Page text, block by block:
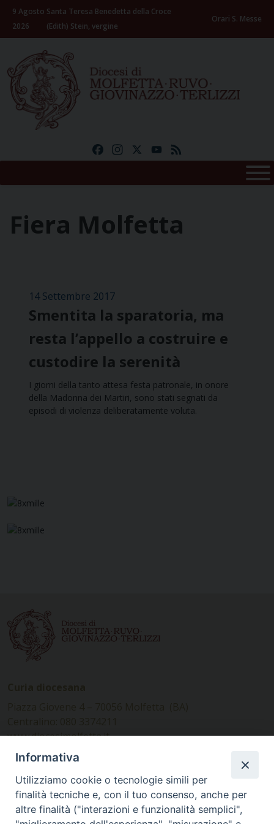
Skip
content
9 Agosto
2026
Santa Teresa Benedetta della Croce
(Edith) Stein, vergine
Orari S. Messe
FacebookInstagramYouTube
Fiera Molfetta
14 Settembre 2017
Smentita la sparatoria, ma
resta l’appello a costruire e
custodire la serenità
I giorni della tanto attesa festa patronale, in onore
della Madonna dei Martiri, sono stati segnati da
episodi di violenza deliberatamente voluta.
www.diocesimolfetta.it –
diocesimolfetta@pec.chiesacattolica.it
Ufficio Comunicazioni sociali
Piazza Giovene 4 – 70056 Molfetta (BA)
Informativa
Utilizziamo cookie o tecnologie simili per
finalità tecniche e, con il tuo consenso, anche per
altre finalità ("interazioni e funzionalità semplici",